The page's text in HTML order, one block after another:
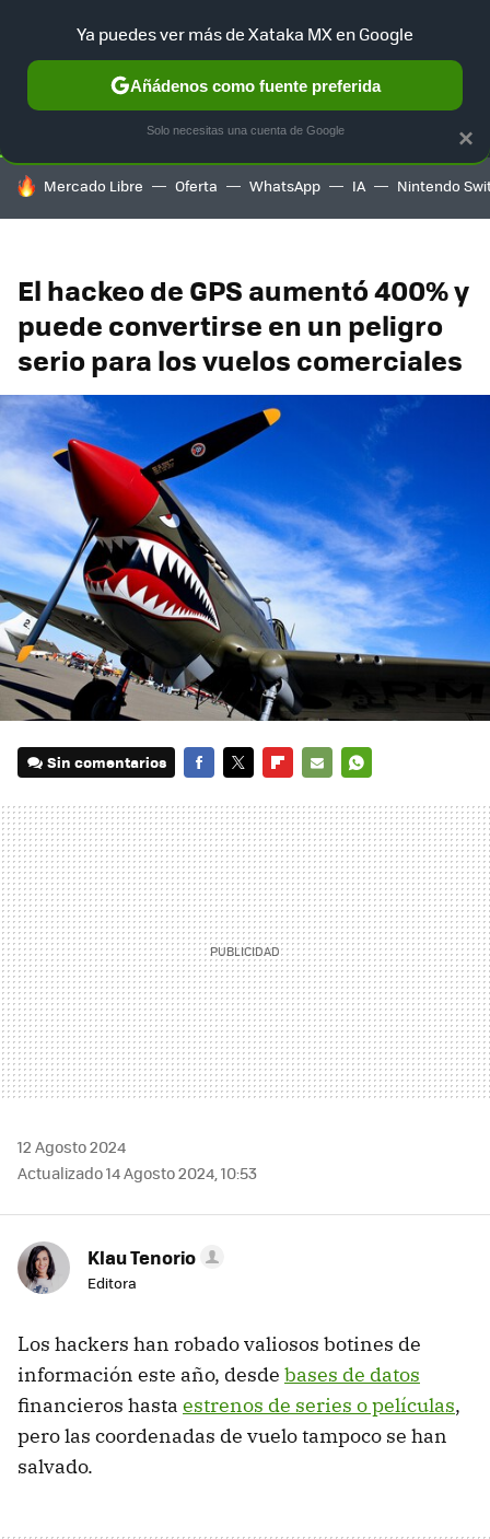
SELECCIÓN GAMING HOME AUTO TERRITORIO
HOY SE HABLA DE
Mercado Libre Oferta WhatsApp IA Nintendo
El hackeo de GPS aumentó 400% y
puede convertirse en un peligro
serio para los vuelos comerciales
Sin comentarios
MAIL
12 Agosto 2024
Actualizado 14 Agosto 2024, 10:53
Klau Tenorio
Editora
Los hackers han robado valiosos botines de
información este año, desde bases de datos
financieros hasta estrenos de series o películas,
pero las coordenadas de vuelo tampoco se han
salvado.
×
Ya puedes ver más de Xataka MX en Google
Añádenos como fuente preferida
Solo necesitas una cuenta de Google